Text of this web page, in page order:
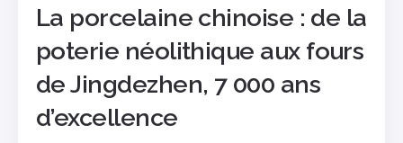
La porcelaine chinoise : de la
poterie néolithique aux fours
de Jingdezhen, 7 000 ans
d’excellence